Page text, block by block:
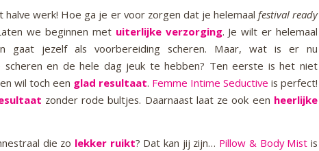
halve werk! Hoe ga je er voor zorgen dat je helemaal festival ready
we beginnen met uiterlijke verzorging. Je wilt er helemaal
gaat jezelf als voorbereiding scheren. Maar, wat is er nu
scheren en de hele dag jeuk te hebben? Ten eerste is het niet
wil toch een glad resultaat. Femme Intime Seductive is perfect!
zonder rode bultjes. Daarnaast laat ze ook een heerlijke
die zo lekker ruikt? Dat kan jij zijn… Pillow & Body Mist is